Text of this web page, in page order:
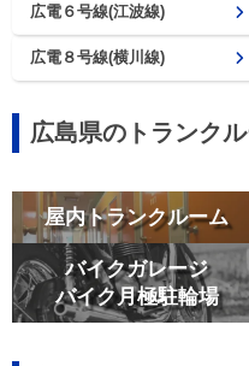
広電６号線(江波線)
広電８号線(横川線)
広島県のトランク
屋内トランクルーム
バイクガレージ
バイク月極駐輪場